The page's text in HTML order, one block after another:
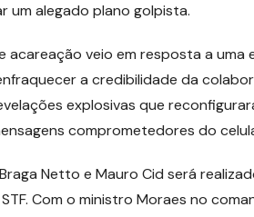
um alegado plano golpista.
acareação veio em resposta a uma
a credibilidade da
explosivas que
comprometedores do
Netto e Mauro Cid será
Com o ministro Moraes no